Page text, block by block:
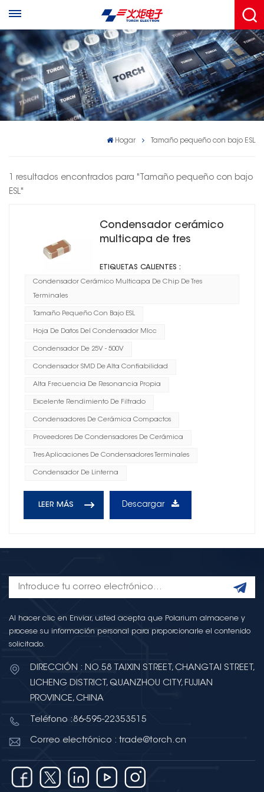
Hogar Tamaño pequeño con bajo ESL
1 resultados encontrados para "Tamaño pequeño con bajo
ESL"
Condensador cerámico
multicapa de tres
ETIQUETAS CALIENTES :
Condensador Cerámico Multicapa De Chip De Tres
Terminales
Tamaño Pequeño Con Bajo ESL
Hoja De Datos Del Condensador Mlcc
Condensador De 25V - 500V
Condensador SMD De Alta Confiabilidad
Alta Frecuencia De Resonancia Propia
Excelente Rendimiento De Filtrado
Condensadores De Cerámica Compactos
Proveedores De Condensadores De Cerámica
Tres Aplicaciones De Condensadores Terminales
Condensador De Linterna
LEER MÁS Descargar
Al hacer clic en Enviar, usted acepta que Polarium almacene y
procese su información personal para proporcionarle el contenido
solicitado.
DIRECCIÓN : NO.58 TAIXIN STREET, CHANGTAI STREET,
LICHENG DISTRICT, QUANZHOU CITY, FUJIAN
PROVINCE, CHINA
Teléfono :86-595-22353515
Correo electrónico : trade@torch.cn